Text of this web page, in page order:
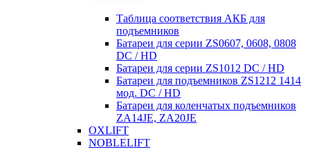
Таблица соответствия АКБ для
подъемников
Батареи для серии ZS0607, 0608, 0808
DC / HD
Батареи для серии ZS1012 DC / HD
Батареи для подъемников ZS1212 1414
мод. DC / HD
Батареи для коленчатых подъемников
ZA14JE, ZA20JE
OXLIFT
NOBLELIFT